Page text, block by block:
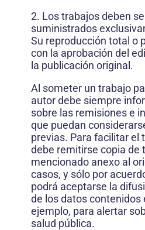
2. Los trabajos deben
suministrados
Su reproducción total o
con la aprobación del
la publicación original.
Al someter un trabajo
autor debe siempre
sobre las remisiones e
que puedan
previas. Para facilitar el
debe remitirse copia de
mencionado anexo al
casos, y sólo por
podrá aceptarse la
de los datos contenidos
ejemplo, para alertar
salud pública.